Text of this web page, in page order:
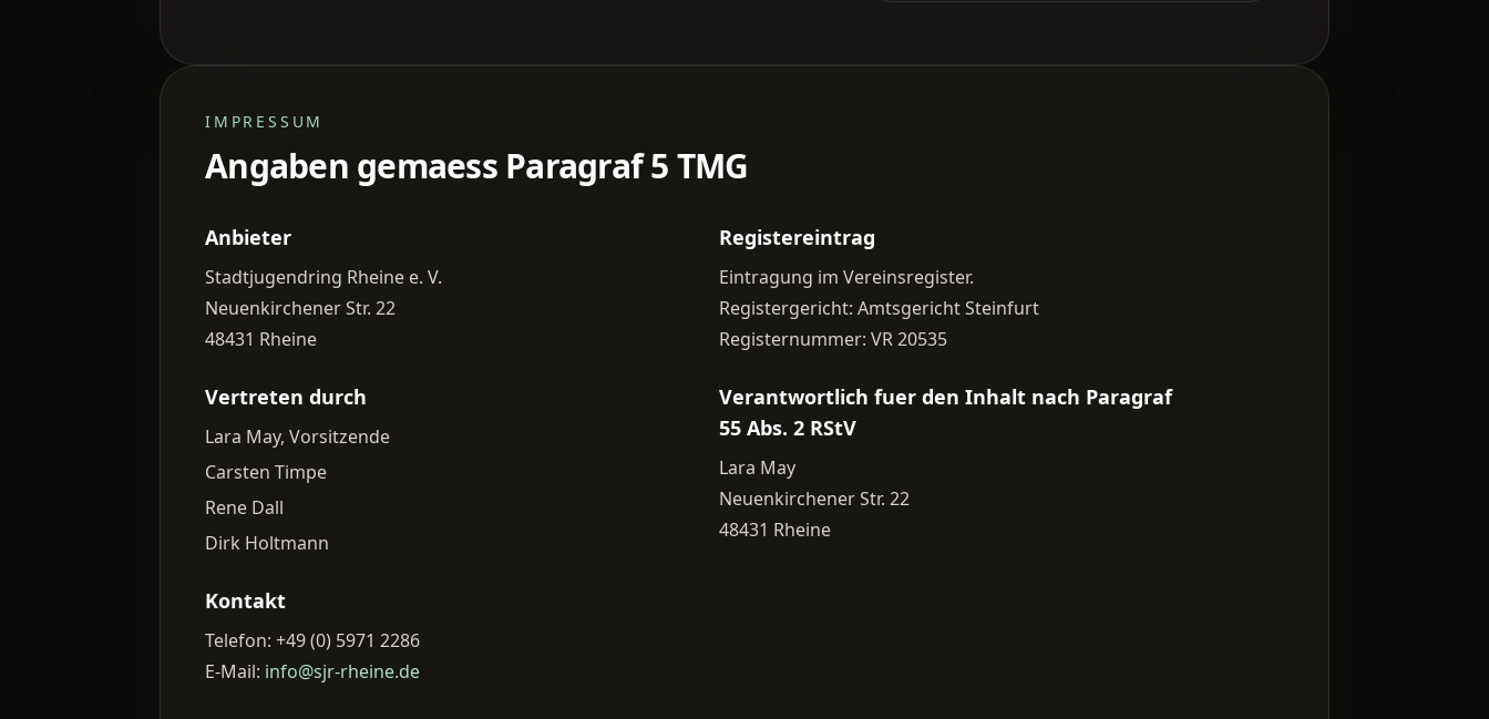
IMPRESSUM
Angaben gemaess Paragraf 5 TMG
Anbieter
Stadtjugendring Rheine e. V.
Neuenkirchener Str. 22
48431 Rheine
Vertreten durch
Lara May, Vorsitzende
Carsten Timpe
Rene Dall
Dirk Holtmann
Kontakt
Telefon: +49 (0) 5971 2286
E-Mail: info@sjr-rheine.de
Registereintrag
Eintragung im Vereinsregister.
Registergericht: Amtsgericht Steinfurt
Registernummer: VR 20535
Verantwortlich fuer den Inhalt nach Paragraf
55 Abs. 2 RStV
Lara May
Neuenkirchener Str. 22
48431 Rheine